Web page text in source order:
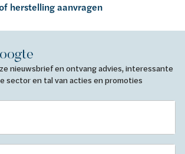
herstelling aanvragen
nieuwsbrief en ontvang advies, interessante
sector en tal van acties en promoties